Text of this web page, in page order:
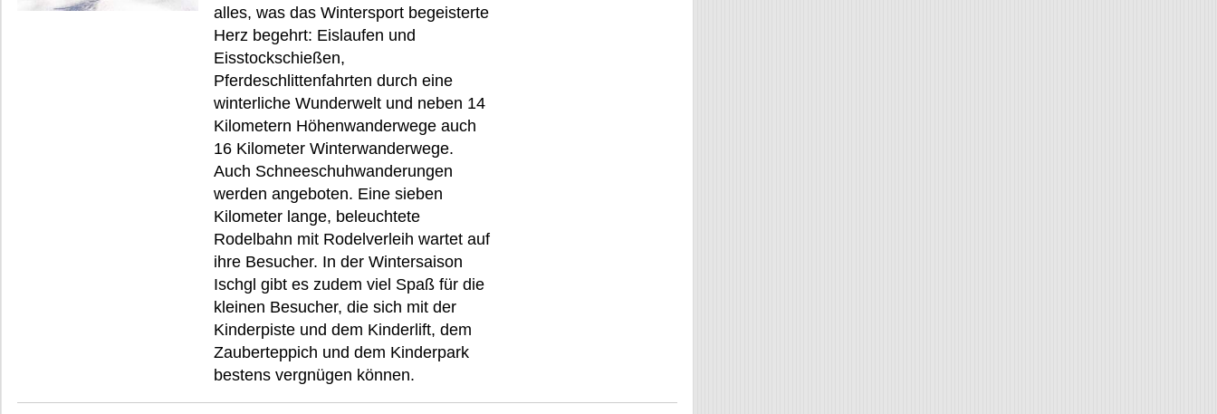
alles, was das Wintersport begeisterte
Herz begehrt: Eislaufen und
Eisstockschießen,
Pferdeschlittenfahrten durch eine
winterliche Wunderwelt und neben 14
Kilometern Höhenwanderwege auch
16 Kilometer Winterwanderwege.
Auch Schneeschuhwanderungen
werden angeboten. Eine sieben
Kilometer lange, beleuchtete
Rodelbahn mit Rodelverleih wartet auf
ihre Besucher. In der Wintersaison
Ischgl gibt es zudem viel Spaß für die
kleinen Besucher, die sich mit der
Kinderpiste und dem Kinderlift, dem
Zauberteppich und dem Kinderpark
bestens vergnügen können.